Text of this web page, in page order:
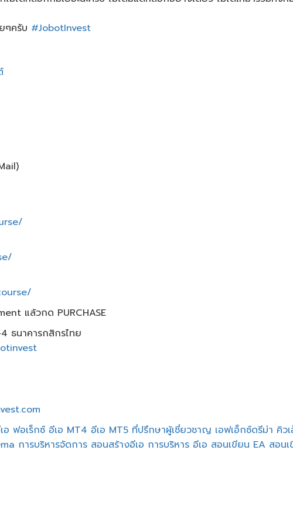
ๆครับ #JobotInvest
แล้วกด​ PURCHASE
ธนาคารกสิกรไทย
อ ฟอเร็กซ์ อีเอ MT4 อีเอ MT5 ที่ปรึกษาผู้เชี่ยวชาญ เอฟเอ็กซ์ดรีม่า คิว
การบริหารจัดการ สอนสร้างอีเอ การบริหาร อีเอ สอนเขียน EA สอน